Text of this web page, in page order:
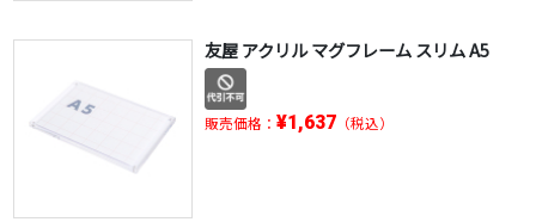
友屋 アクリル マグフレーム スリム A5
販売価格： ¥1,637（税込）